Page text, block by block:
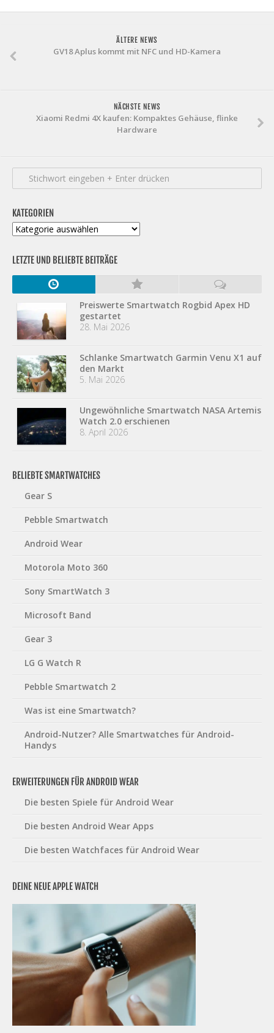
ÄLTERE NEWS
GV18 Aplus kommt mit NFC und HD-Kamera
NÄCHSTE NEWS
Xiaomi Redmi 4X kaufen: Kompaktes Gehäuse, flinke
Hardware
KATEGORIEN
Kategorien
LETZTE UND BELIEBTE BEITRÄGE
Preiswerte Smartwatch Rogbid Apex HD
gestartet
28. Mai 2026
Schlanke Smartwatch Garmin Venu X1 auf
den Markt
5. Mai 2026
Ungewöhnliche Smartwatch NASA Artemis
Watch 2.0 erschienen
8. April 2026
BELIEBTE SMARTWATCHES
Gear S
Pebble Smartwatch
Android Wear
Motorola Moto 360
Sony SmartWatch 3
Microsoft Band
Gear 3
LG G Watch R
Pebble Smartwatch 2
Was ist eine Smartwatch?
Android-Nutzer? Alle Smartwatches für Android-
Handys
ERWEITERUNGEN FÜR ANDROID WEAR
Die besten Spiele für Android Wear
Die besten Android Wear Apps
Die besten Watchfaces für Android Wear
DEINE NEUE APPLE WATCH